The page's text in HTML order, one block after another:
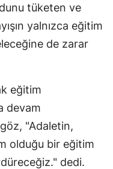
tüketen ve
yalnızca eğitim
de zarar
eğitim
devam
"Adaletin,
olduğu bir eğitim
dedi.